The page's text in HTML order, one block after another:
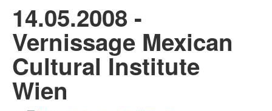
14.05.2008 -
Vernissage Mexican
Cultural Institute
Wien